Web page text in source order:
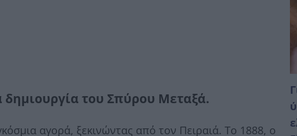
δημιουργία του Σπύρου Μεταξά.
αγορά, ξεκινώντας από τον Πειραιά. Το 1888, ο